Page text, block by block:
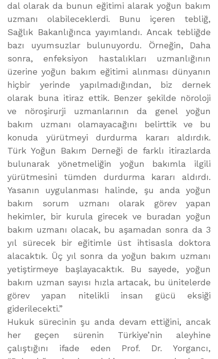
dal olarak da bunun eğitimi alarak yoğun bakım
uzmanı olabileceklerdi. Bunu içeren tebliğ,
Sağlık Bakanlığınca yayımlandı. Ancak tebliğde
bazı uyumsuzlar bulunuyordu. Örneğin, Daha
sonra, enfeksiyon hastalıkları uzmanlığının
üzerine yoğun bakım eğitimi alınması dünyanın
hiçbir yerinde yapılmadığından, biz dernek
olarak buna itiraz ettik. Benzer şekilde nöroloji
ve nöroşirurji uzmanlarının da genel yoğun
bakım uzmanı olamayacağını belirttik ve bu
konuda yürütmeyi durdurma kararı aldırdık.
Türk Yoğun Bakım Derneği de farklı itirazlarda
bulunarak yönetmeliğin yoğun bakımla ilgili
yürütmesini tümden durdurma kararı aldırdı.
Yasanın uygulanması halinde, şu anda yoğun
bakım sorum uzmanı olarak görev yapan
hekimler, bir kurula girecek ve buradan yoğun
bakım uzmanı olacak, bu aşamadan sonra da 3
yıl sürecek bir eğitimle üst ihtisasla doktora
alacaktık. Üç yıl sonra da yoğun bakım uzmanı
yetiştirmeye başlayacaktık. Bu sayede, yoğun
bakım uzman sayısı hızla artacak, bu ünitelerde
görev yapan nitelikli insan gücü eksiği
giderilecekti.”
Hukuk sürecinin şu anda devam ettiğini, ancak
her geçen sürenin Türkiye’nin aleyhine
çalıştığını ifade eden Prof. Dr. Yorgancı,